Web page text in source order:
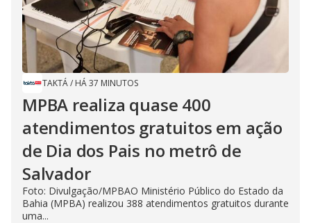
TAKTÁ/ HÁ 37 MINUTOS
MPBA realiza quase 400
atendimentos gratuitos em ação
de Dia dos Pais no metrô de
Salvador
Foto: Divulgação/MPBAO Ministério Público do Estado da
Bahia (MPBA) realizou 388 atendimentos gratuitos durante
uma...